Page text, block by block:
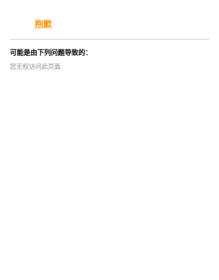
抱歉
可能是由下列问题导致的：
您无权访问此页面